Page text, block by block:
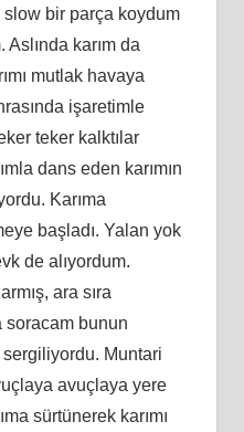
slow bir parça koydum
Aslında karım da
mutlak havaya
işaretimle
teker kalktılar
dans eden karımın
Karıma
başladı. Yalan yok
de alıyordum.
ara sıra
soracam bunun
sergiliyordu. Muntari
avuçlaya yere
sürtünerek karımı